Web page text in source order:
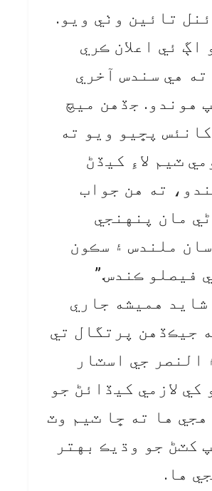
تائين وٺي ويو.
اڳ ئي اعلان ڪري
ته هي سندس آخري
هوندو. جڏهن ميچ
پڇيو ويو ته
ٽيم لاءِ کيڏڻ
ته هن جواب
مان پنهنجي
ملندس ۽ سڪون
فيصلو ڪندس.”
شايد هميشه جاري
جيڪڏهن پرتگال تي
النصر جي اسٽار
کي لازمي کيڏائڻ جو
هجي ها ته ڇا ٽيم وٽ
کٽڻ جو وڌيڪ بهتر
ها.